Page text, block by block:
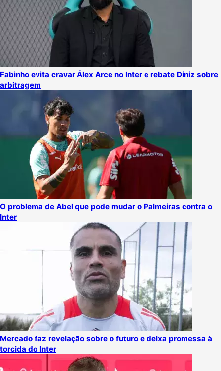
Fabinho evita cravar Álex Arce no Inter e rebate Diniz sobre
arbitragem
O problema de Abel que pode mudar o Palmeiras contra o
Inter
Mercado faz revelação sobre o futuro e deixa promessa à
torcida do Inter